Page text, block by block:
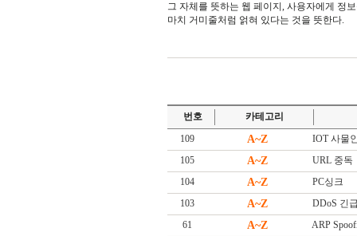
그 자체를 뜻하는 웹 페이지, 사용자에게 정
마치 거미줄처럼 얽혀 있다는 것을 뜻한다.
번호
카테고리
109
A~Z
IOT 사물
105
A~Z
URL 중독
104
A~Z
PC싱크
103
A~Z
DDoS 긴
61
A~Z
ARP